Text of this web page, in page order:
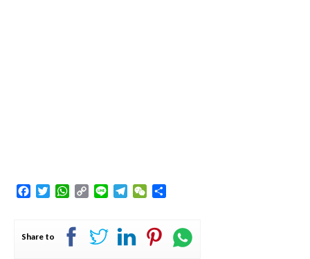
FacebookTwitterWhatsApp
Copy
Line TelegramWeChat
Share to